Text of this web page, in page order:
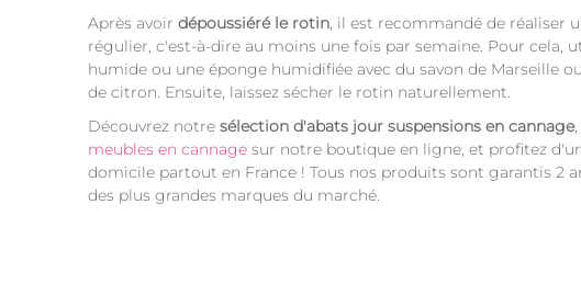
Après avoir dépoussiéré le rotin , il est recommandé de réaliser
régulier, c'est-à-dire au moins une fois par semaine. Pour cela,
humide ou une éponge humidifiée avec du savon de Marseille
de citron. Ensuite, laissez sécher le rotin naturellement.
Découvrez notre sélection d'abats jour suspensions en cannage
meubles en cannage sur notre boutique en ligne, et profitez
domicile partout en France ! Tous nos produits sont garantis 2
des plus grandes marques du marché.